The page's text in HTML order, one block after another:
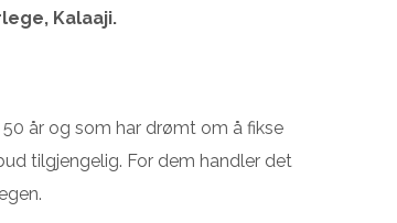
Kalaaji.
år og som har drømt om å fikse
tilgjengelig. For dem handler det